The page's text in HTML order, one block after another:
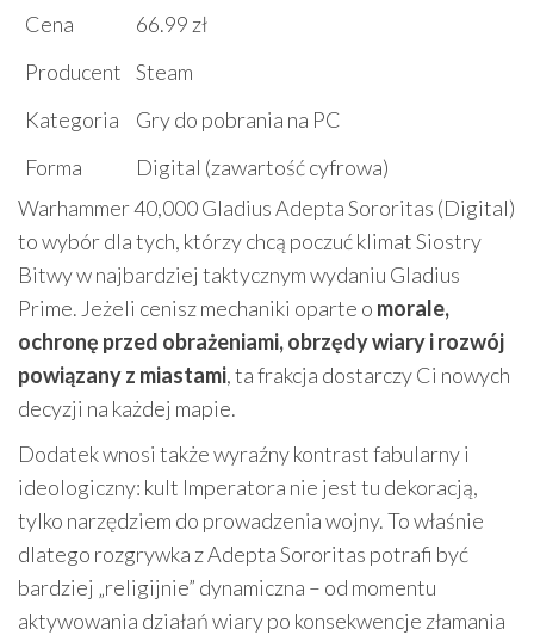
Cena
66.99 zł
Producent Steam
Kategoria
Gry do pobrania na PC
Forma
Digital (zawartość cyfrowa)
Warhammer 40,000 Gladius Adepta Sororitas (Digital)
to wybór dla tych, którzy chcą poczuć klimat Siostry
Bitwy w najbardziej taktycznym wydaniu Gladius
Prime. Jeżeli cenisz mechaniki oparte o morale,
ochronę przed obrażeniami, obrzędy wiary i rozwój
powiązany z miastami, ta frakcja dostarczy Ci nowych
decyzji na każdej mapie.
Dodatek wnosi także wyraźny kontrast fabularny i
ideologiczny: kult Imperatora nie jest tu dekoracją,
tylko narzędziem do prowadzenia wojny. To właśnie
dlatego rozgrywka z Adepta Sororitas potrafi być
bardziej „religijnie” dynamiczna – od momentu
aktywowania działań wiary po konsekwencje złamania